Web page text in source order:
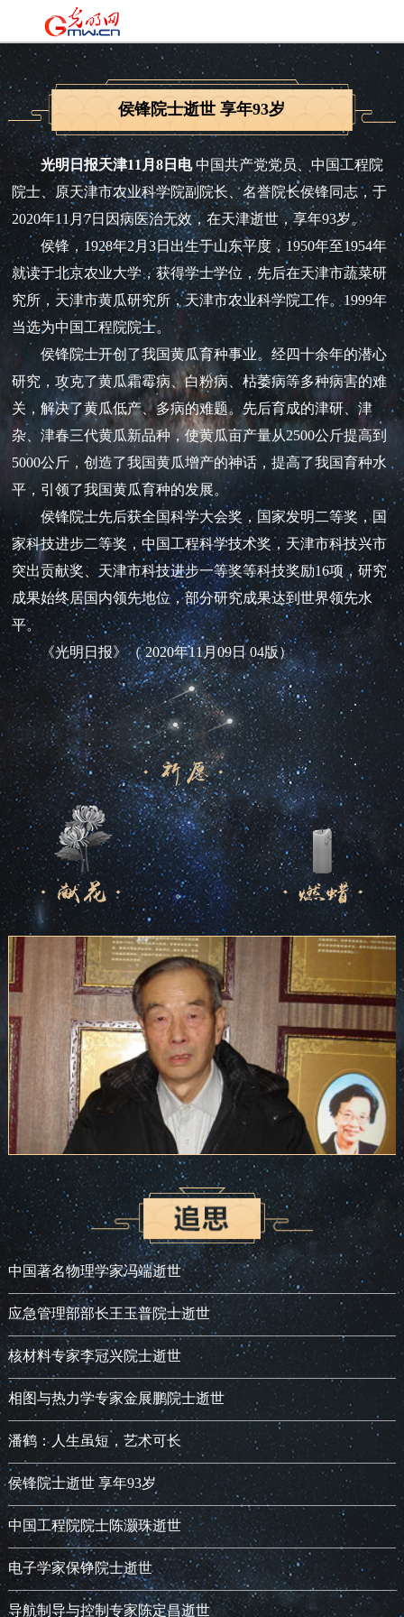
侯锋院士逝世 享年93岁
光明日报天津11月8日电中国共产党党员、中国工程院
院士、原天津市农业科学院副院长、名誉院长侯锋同志，于
2020年11月7日因病医治无效，在天津逝世，享年93岁。
侯锋，1928年2月3日出生于山东平度，1950年至1954年
就读于北京农业大学，获得学士学位，先后在天津市蔬菜研
究所，天津市黄瓜研究所，天津市农业科学院工作。1999年
当选为中国工程院院士。
侯锋院士开创了我国黄瓜育种事业。经四十余年的潜心
研究，攻克了黄瓜霜霉病、白粉病、枯萎病等多种病害的难
关，解决了黄瓜低产、多病的难题。先后育成的津研、津
杂、津春三代黄瓜新品种，使黄瓜亩产量从2500公斤提高到
5000公斤，创造了我国黄瓜增产的神话，提高了我国育种水
平，引领了我国黄瓜育种的发展。
侯锋院士先后获全国科学大会奖，国家发明二等奖，国
家科技进步二等奖，中国工程科学技术奖，天津市科技兴市
突出贡献奖、天津市科技进步一等奖等科技奖励16项，研究
成果始终居国内领先地位，部分研究成果达到世界领先水
平。
《光明日报》（ 2020年11月09日 04版）
中国著名物理学家冯端逝世
应急管理部部长王玉普院士逝世
核材料专家李冠兴院士逝世
相图与热力学专家金展鹏院士逝世
潘鹤：人生虽短，艺术可长
侯锋院士逝世 享年93岁
中国工程院院士陈灏珠逝世
电子学家保铮院士逝世
导航制导与控制专家陈定昌逝世